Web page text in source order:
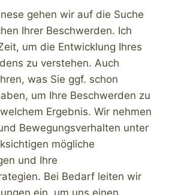
gehen wir auf die Suche
Ihrer Beschwerden. Ich
um die Entwicklung Ihres
zu verstehen. Auch
was Sie ggf. schon
um Ihre Beschwerden zu
Ergebnis. Wir nehmen
Bewegungsverhalten unter
mögliche
und Ihre
Bei Bedarf leiten wir
ein, um uns einen